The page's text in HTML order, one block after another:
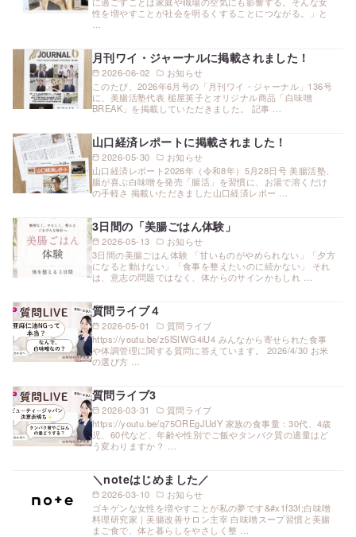
性を増やすことが社会を明るくすることにつながる。」と
2026-06-02 お知らせ
月刊ワイ・ジャーナルに掲載されました！
このたび、2026年6月号の「月刊ワイ・ジャーナル」136号
に、美腸活塾代表 槌屋英子とオリジナル商品「白味噌
BREAK」を掲載していただきました。 記事 …
2026-05-30 お知らせ
山口経済レポートに掲載されました！
山口経済レポート2026年（令和8年）5月28日号 美腸活塾、
腸が喜ぶ白味噌を発売「腸活」を習慣に、お湯で溶くだけ
の手軽さ 掲載いただきました山口経済レポー …
2026-05-13 お知らせ
3日間の「美腸ごはん体験」
3日間の美腸ごはん体験 「甘いものがやめられない」「夕方
になると動けない」「食事を整えたいのに続かない」 それ
は、意志の問題ではなく、体からのサインかもしれ …
2026-05-01 質問ライブ
質問ライブ４
https://youtu.be/z5lSIWG4iU4 みんなから寄せられた食事
や体調管理に関する質問に答えています。 2026/4/30 お米
の選び方 …
2026-03-31 質問ライブ
質問ライブ3
https://youtu.be/q75OREgJUdY 家族の食事量：30代、4歳
児、60代など、年齢や性別でご飯やタンパク質の適量はど
う変わりますか？ …
2026-03-10 お知らせ
＼noteはじめました／
ゴキゲンな女性を増やすことが私の夢です&#x1f33f;白味噌
料理研究家｜美腸改善サロン主宰 白味噌スープ習慣と美腸
まご食で、体と暮らしをやさしく整 …